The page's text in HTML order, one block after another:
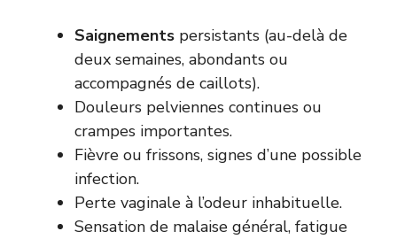
Saignements persistants (au-delà de
deux semaines, abondants ou
accompagnés de caillots).
Douleurs pelviennes continues ou
crampes importantes.
Fièvre ou frissons, signes d’une possible
infection.
Perte vaginale à l’odeur inhabituelle.
Sensation de malaise général, fatigue